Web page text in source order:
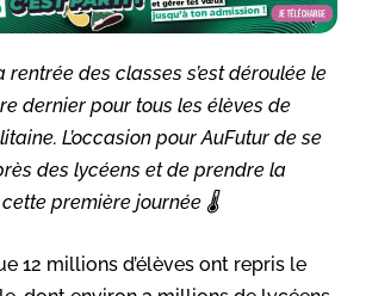
rentrée des classes s’est déroulée le
dernier pour tous les élèves de
L’occasion pour AuFutur de se
des lycéens et de prendre la
première journée 🌡️
12 millions d’élèves ont repris le